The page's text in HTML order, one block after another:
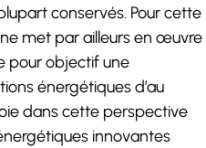
conservés. Pour cette
met par ailleurs en œuvre
pour objectif une
énergétiques d’au
dans cette perspective
innovantes